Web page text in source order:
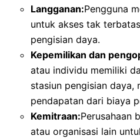
Langganan:Pengguna
untuk akses tak
pengisian daya.
Kepemilikan dan
atau individu memiliki
stasiun pengisian daya,
pendapatan dari biaya
Kemitraan:Perusahaan
atau organisasi lain